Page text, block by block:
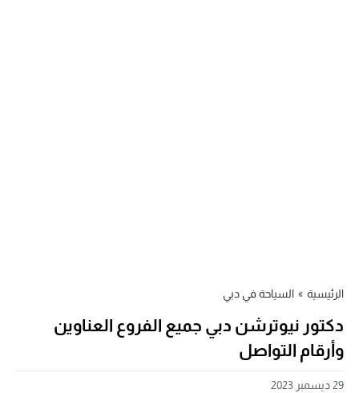
الرئيسية » السياحة في دبي
دكتور نيوترشن دبي جميع الفروع العناوين
وأرقام التواصل
29 ديسمبر 2023